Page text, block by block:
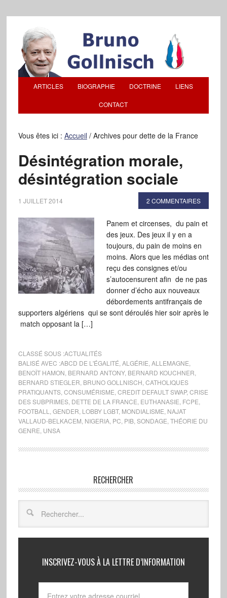
ARTICLES BIOGRAPHIE DOCTRINE LIENS
CONTACT
Vous êtes ici : Accueil /Archives pour dette de la France
Désintégration morale,
désintégration sociale
1 JUILLET 2014 2 COMMENTAIRES
Panem et circenses, du pain et
des jeux. Des jeux il y en a
toujours, du pain de moins en
moins. Alors que les médias ont
reçu des consignes et/ou
s’autocensurent afin de ne pas
donner d’écho aux nouveaux
débordements antifrançais de
supporters algériens qui se sont déroulés hier soir après le
match opposant la […]
CLASSÉ SOUS :ACTUALITÉS
BALISÉ AVEC :ABCD DE L'ÉGALITÉ ALGÉRIE ALLEMAGNE
BENOÎT HAMON BERNARD ANTONY, BERNARD KOUCHNER
BERNARD STIEGLER BRUNO GOLLNISCH CATHOLIQUES
PRATIQUANTS, CONSUMÉRISME CREDIT DEFAULT SWAP, CRISE
DES SUBPRIMES, DETTE DE LA FRANCE EUTHANASIE FCPE
FOOTBALL
GENDER LOBBY LGBT, MONDIALISME NAJAT
VALLAUD-BELKACEM NIGERIA, PC PIB, SONDAGE THÉORIE DU
GENRE UNSA
RECHERCHER
INSCRIVEZ-VOUS À LA LETTRE D’INFORMATION